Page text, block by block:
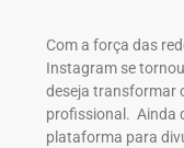
Com a força das
Instagram se
deseja transformar
profissional. Ainda
plataforma para